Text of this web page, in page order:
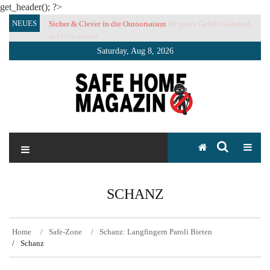
get_header(); ?>
SkipNEUES Sicher & Clever in die Outoorsaison
Vertrauensvolle Nachbarschaft sorgt für gutes Gefühl während
der Urlaubszeit
Saturday, Aug 8, 2026
SAFE HOME Magazin
SCHANZ
Home Safe-Zone
Schanz: Langfingern Paroli Bieten
Schanz